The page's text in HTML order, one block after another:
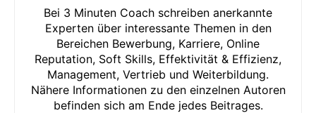
Bei 3 Minuten Coach schreiben anerkannte
Experten über interessante Themen in den
Bereichen Bewerbung, Karriere, Online
Reputation, Soft Skills, Effektivität & Effizienz,
Management, Vertrieb und Weiterbildung.
Nähere Informationen zu den einzelnen Autoren
befinden sich am Ende jedes Beitrages.